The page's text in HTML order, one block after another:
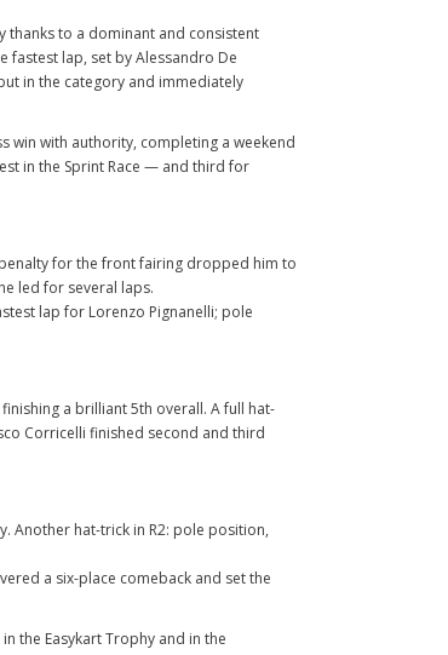
thanks to a dominant and consistent
fastest lap, set by Alessandro De
in the category and immediately
win with authority, completing a weekend
in the Sprint Race — and third for
for the front fairing dropped him to
led for several laps.
lap for Lorenzo Pignanelli; pole
a brilliant 5th overall. A full hat-
Corricelli finished second and third
Another hat-trick in R2: pole position,
a six-place comeback and set the
the Easykart Trophy and in the